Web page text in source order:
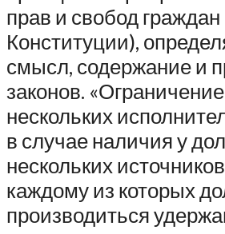
прав и свобод граждан
Конституции),
смысл, содержание и
законов.
нескольких
в случае наличия у
нескольких
каждому из которых
производиться